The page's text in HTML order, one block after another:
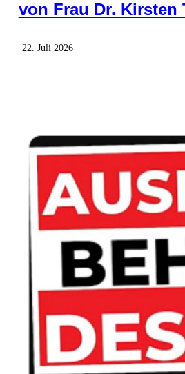
von Frau Dr. Kirsten
· 22. Juli 2026